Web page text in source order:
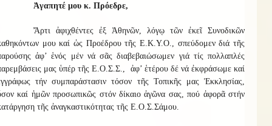
Ἀγαπητέ μου κ. Πρόεδρε,
Ἄρτι ἀφιχθέντες ἐξ Ἀθηνῶν, λόγῳ τῶν ἐκεῖ Συνοδικῶν
μου καί ὡς Προέδρου τῆς Ε.Κ.Υ.Ο., σπεύδομεν διά τῆς
ἀφ’ ἑνός μέν νά σᾶς διαβεβαιώσωμεν γιά τίς πολλαπλές
μας ὑπέρ τῆς Ε.Ο.Σ.Σ., ἀφ’ ἑτέρου δέ νά ἐκφράσωμε καί
τήν συμπαράστασιν τόσον τῆς Τοπικῆς μας Ἐκκλησίας,
καί ἡμῶν προσωπικῶς στόν δίκαιο ἀγῶνα σας, πού ἀφορᾶ στήν
τῆς ἀναγκαστικότητας τῆς Ε.Ο.Σ.Σάμου.